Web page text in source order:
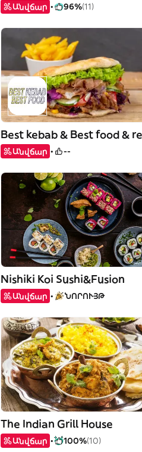
Անվճար 96%(11)
Անվճար --
Nishiki Koi Sushi&Fusion
Անվճար ՆՈՐՈՒՅԹ
The Indian Grill House
Անվճար 100%(10)